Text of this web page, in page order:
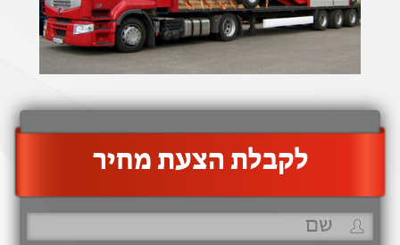
‫לקבלת הצעת מחיר